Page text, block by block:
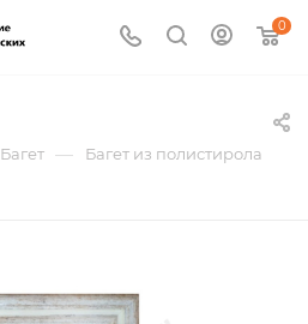
0
Багет — Багет из полистирола